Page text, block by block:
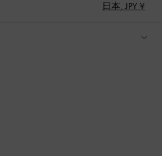
日本, JPY ¥